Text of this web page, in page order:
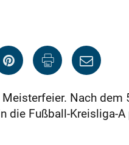
Nach dem
die Fußball-Kreisliga-